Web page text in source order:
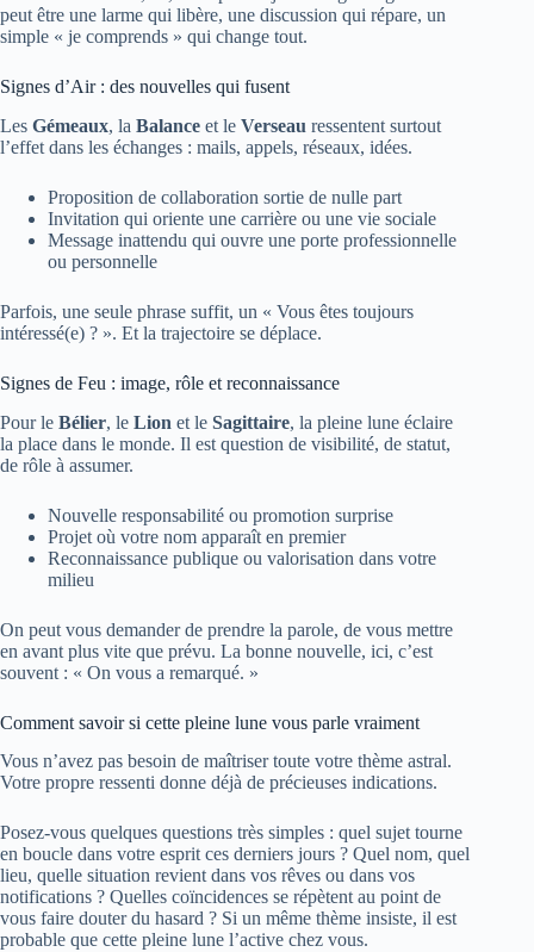
peut être une larme qui libère, une discussion qui répare, un
simple « je comprends » qui change tout.
Signes d’Air : des nouvelles qui fusent
Les Gémeaux, la Balance et le Verseau ressentent surtout
l’effet dans les échanges : mails, appels, réseaux, idées.
Proposition de collaboration sortie de nulle part
Invitation qui oriente une carrière ou une vie sociale
Message inattendu qui ouvre une porte professionnelle
ou personnelle
Parfois, une seule phrase suffit, un « Vous êtes toujours
intéressé(e) ? ». Et la trajectoire se déplace.
Signes de Feu : image, rôle et reconnaissance
Pour le Bélier, le Lion et le Sagittaire, la pleine lune éclaire
la place dans le monde. Il est question de visibilité, de statut,
de rôle à assumer.
Nouvelle responsabilité ou promotion surprise
Projet où votre nom apparaît en premier
Reconnaissance publique ou valorisation dans votre
milieu
On peut vous demander de prendre la parole, de vous mettre
en avant plus vite que prévu. La bonne nouvelle, ici, c’est
souvent : « On vous a remarqué. »
Comment savoir si cette pleine lune vous parle vraiment
Vous n’avez pas besoin de maîtriser toute votre thème astral.
Votre propre ressenti donne déjà de précieuses indications.
Posez-vous quelques questions très simples : quel sujet tourne
en boucle dans votre esprit ces derniers jours ? Quel nom, quel
lieu, quelle situation revient dans vos rêves ou dans vos
notifications ? Quelles coïncidences se répètent au point de
vous faire douter du hasard ? Si un même thème insiste, il est
probable que cette pleine lune l’active chez vous.